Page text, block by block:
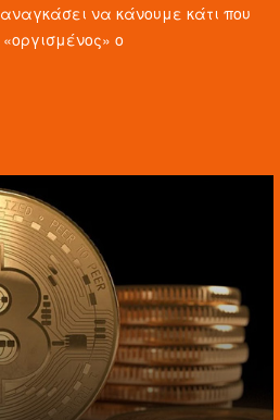
να κάνουμε κάτι που
ο